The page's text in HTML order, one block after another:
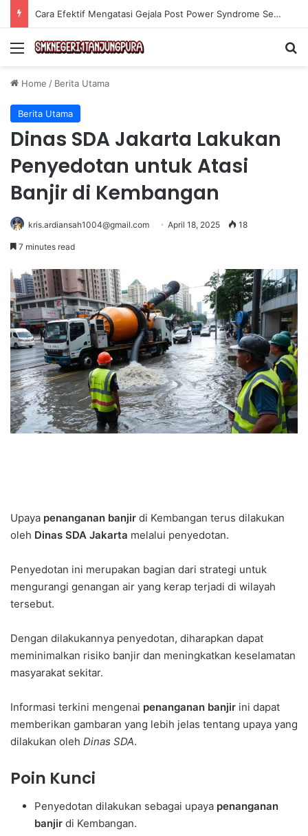
Cara Efektif Mengatasi Gejala Post Power Syndrome Setelah Pensiun Kerja
Menu
Home / Berita Utama
Berita Utama
Dinas SDA Jakarta Lakukan
Penyedotan untuk Atasi
Banjir di Kembangan
kris.ardiansah1004@gmail.com April 18, 2025 18
7 minutes read
Upaya penanganan banjir di Kembangan terus dilakukan
oleh Dinas SDA Jakarta melalui penyedotan.
Penyedotan ini merupakan bagian dari strategi untuk
mengurangi genangan air yang kerap terjadi di wilayah
tersebut.
Dengan dilakukannya penyedotan, diharapkan dapat
meminimalkan risiko banjir dan meningkatkan keselamatan
masyarakat sekitar.
Informasi terkini mengenai penanganan banjir ini dapat
memberikan gambaran yang lebih jelas tentang upaya yang
dilakukan oleh Dinas SDA.
Poin Kunci
Penyedotan dilakukan sebagai upaya penanganan
banjir di Kembangan.